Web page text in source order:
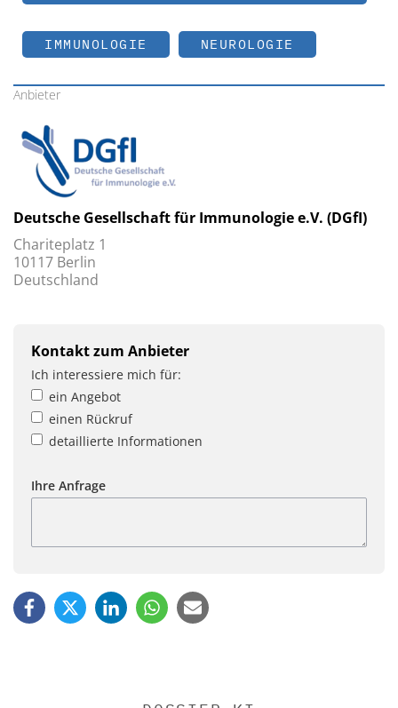
IMMUNOLOGIE NEUROLOGIE
Anbieter
Deutsche Gesellschaft für Immunologie e.V. (DGfI)
Chariteplatz 1
10117 Berlin
Deutschland
Kontakt zum Anbieter
Ich interessiere mich für:
ein Angebot
einen Rückruf
detaillierte Informationen
Ihre Anfrage